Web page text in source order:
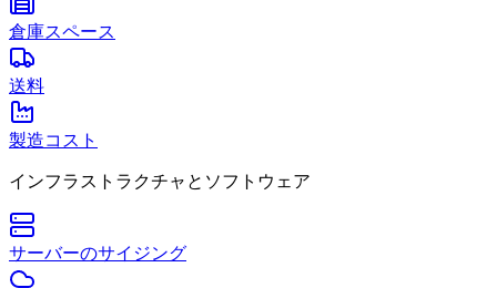
倉庫スペース
送料
製造コスト
インフラストラクチャとソフトウェア
サーバーのサイジング